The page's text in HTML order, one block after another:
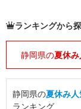
ランキングから
静岡県の夏休み
静岡県の夏休み
ランキング